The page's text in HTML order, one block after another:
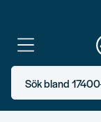
Sök bland 17400+